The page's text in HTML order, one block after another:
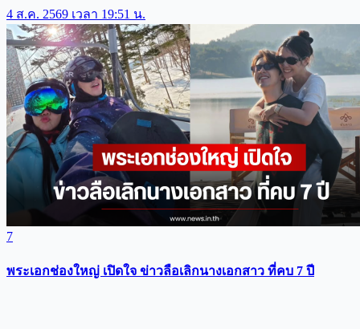
4 ส.ค. 2569 เวลา 19:51 น.
7
พระเอกช่องใหญ่ เปิดใจ ข่าวลือเลิกนางเอกสาว ที่คบ 7 ปี